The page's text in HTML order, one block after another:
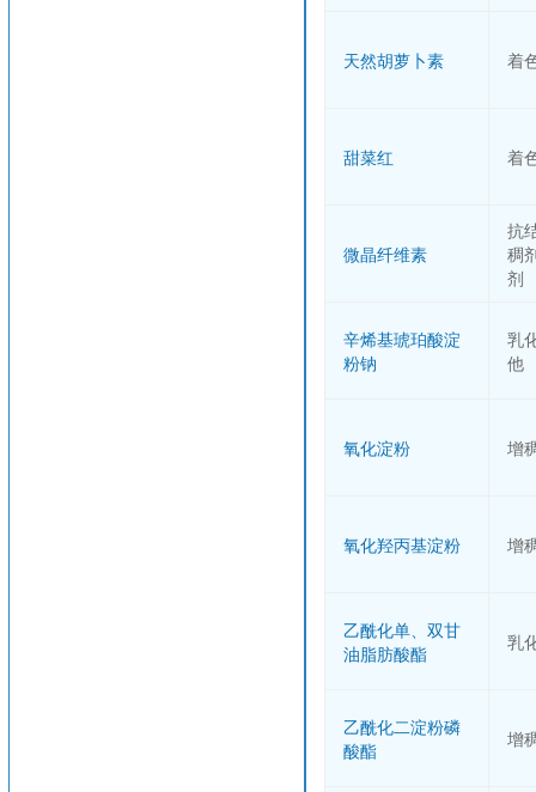
天然胡萝卜素 着
甜菜红 着
微晶纤维素
抗
稠
剂
辛烯基琥珀酸淀
粉钠
乳
他
氧化淀粉 增
氧化羟丙基淀粉 增
乙酰化单、双甘
油脂肪酸酯
乳
乙酰化二淀粉磷
酸酯
增